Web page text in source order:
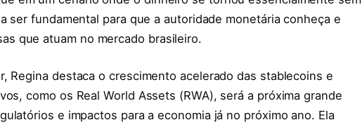
ser fundamental para que a autoridade monetária conheça e
que atuam no mercado brasileiro.
Regina destaca o crescimento acelerado das stablecoins e
como os Real World Assets (RWA), será a próxima grande
e impactos para a economia já no próximo ano. Ela